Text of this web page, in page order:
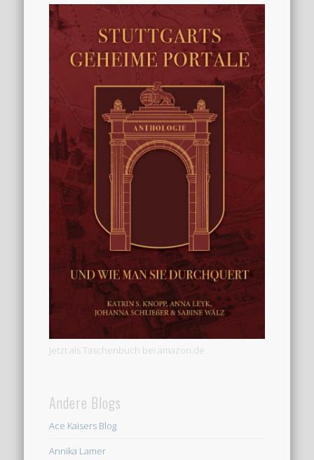
Jetzt als Taschenbuch bei amazon.de
Andere Blogs
Ace Kaisers Blog
Annika Lamer